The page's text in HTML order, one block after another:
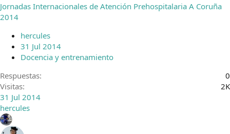
r
d
o
Jornadas Internacionales de Atención Prehospitalaria A Coruña
2014
hercules
31 Jul 2014
Docencia y entrenamiento
Respuestas
0
Visitas
2K
31 Jul 2014
hercules